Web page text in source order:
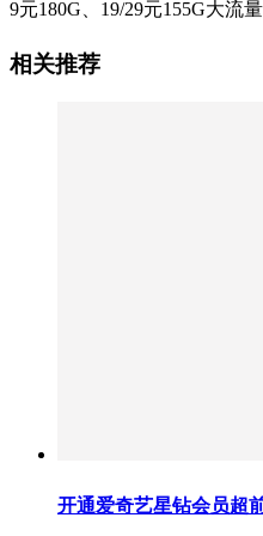
9元180G、19/29元155G大流
相关推荐
开通爱奇艺星钻会员超